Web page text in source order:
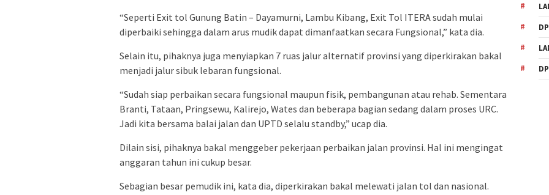
“Seperti Exit tol Gunung Batin – Dayamurni, Lambu Kibang, Exit Tol ITERA sudah mulai
diperbaiki sehingga dalam arus mudik dapat dimanfaatkan secara Fungsional,” kata dia.
Selain itu, pihaknya juga menyiapkan 7 ruas jalur alternatif provinsi yang diperkirakan bakal
menjadi jalur sibuk lebaran fungsional.
“Sudah siap perbaikan secara fungsional maupun fisik, pembangunan atau rehab. Sementara
Branti, Tataan, Pringsewu, Kalirejo, Wates dan beberapa bagian sedang dalam proses URC.
Jadi kita bersama balai jalan dan UPTD selalu standby,” ucap dia.
Dilain sisi, pihaknya bakal menggeber pekerjaan perbaikan jalan provinsi. Hal ini mengingat
anggaran tahun ini cukup besar.
Sebagian besar pemudik ini, kata dia, diperkirakan bakal melewati jalan tol dan nasional.